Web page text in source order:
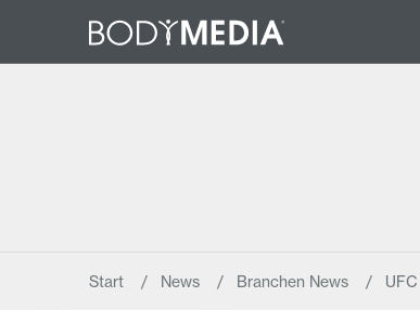
Start News Branchen News